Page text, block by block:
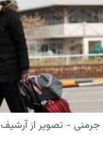
جرمنی - تصویر از آرشیف